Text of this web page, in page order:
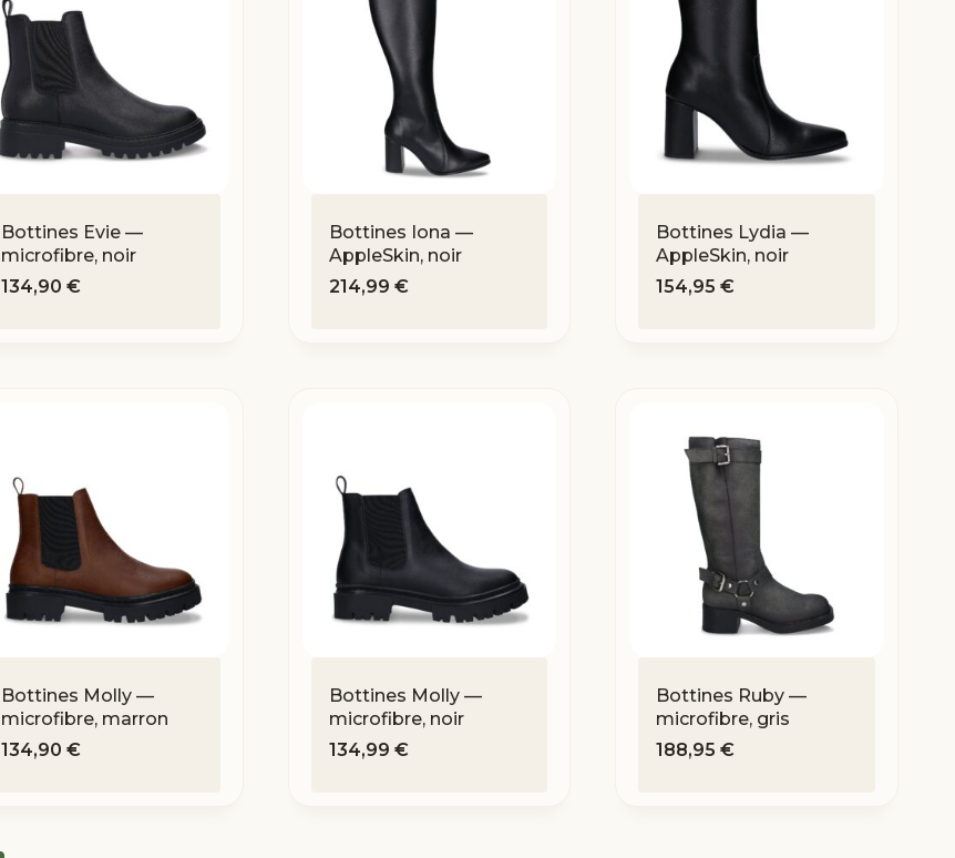
Bottines Evie —
microfibre, noir
134,90 €
Bottines Iona —
AppleSkin, noir
214,99 €
Bottines Lydia —
AppleSkin, noir
154,95€
Bottines Molly —
microfibre, marron
134,90 €
Bottines Molly —
microfibre, noir
134,99 €
Bottines Ruby —
microfibre, gris
188,95€